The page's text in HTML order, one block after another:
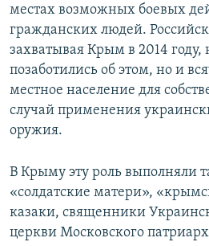
местах возможных боевых
гражданских людей.
захватывая Крым в 2014 году,
позаботились об этом, но и
местное население для
случай применения
оружия.
В Крыму эту роль выполняли
«солдатские матери»,
казаки, священники
церкви Московского